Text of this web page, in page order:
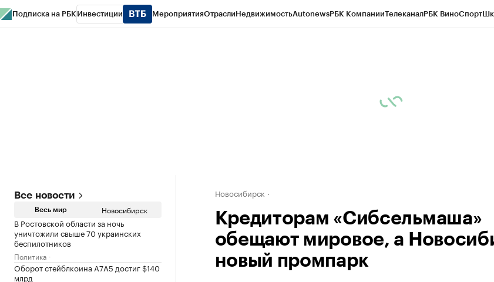
Подписка на РБК Инвестиции МероприятияОтраслиНедвижимостьAutonewsРБК КомпанииТелеканалРБК ВиноСпорт
Все новости
Весь мир Новосибирск
В Ростовской области за ночь
уничтожили свыше 70 украинских
беспилотников
Политика
Оборот стейблкоина А7А5 достиг $140
млрд
Новосибирск
Кредиторам «Сибсельмаша»
обещают мировое, а
новый промпарк